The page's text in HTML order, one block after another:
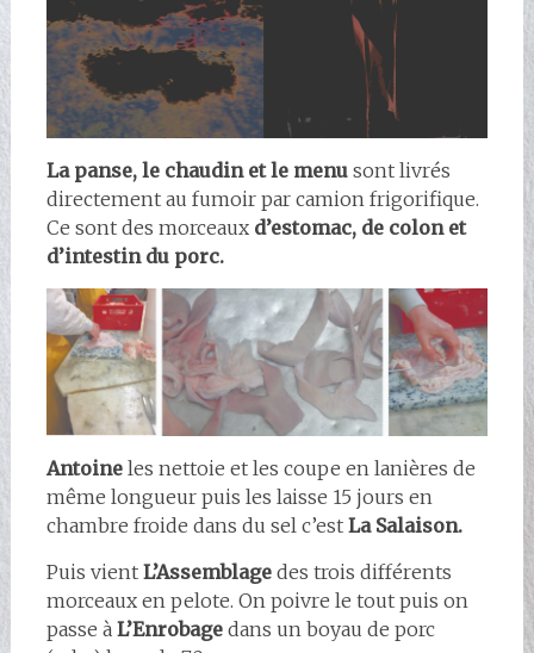
La panse, le chaudin et le menu sont livrés
directement au fumoir par camion frigorifique.
Ce sont des morceaux d’estomac, de colon et
d’intestin du porc.
Antoine les nettoie et les coupe en lanières de
même longueur puis les laisse 15 jours en
chambre froide dans du sel c’estLa Salaison.
Puis vientL’Assemblage des trois différents
morceaux en pelote. On poivre le tout puis on
passe à L’Enrobage dans un boyau de porc